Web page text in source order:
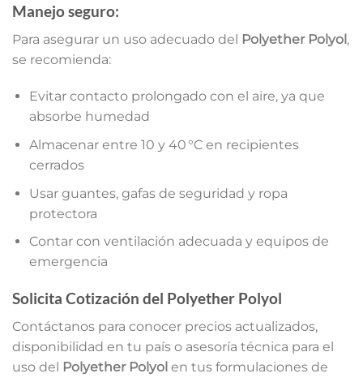
Manejo seguro:
Para asegurar un uso adecuado del Polyether Polyol,
se recomienda:
Evitar contacto prolongado con el aire, ya que
absorbe humedad
Almacenar entre 10 y 40 °C en recipientes
cerrados
Usar guantes, gafas de seguridad y ropa
protectora
Contar con ventilación adecuada y equipos de
emergencia
Solicita Cotización del Polyether Polyol
Contáctanos para conocer precios actualizados,
disponibilidad en tu país o asesoría técnica para el
uso del Polyether Polyol en tus formulaciones de